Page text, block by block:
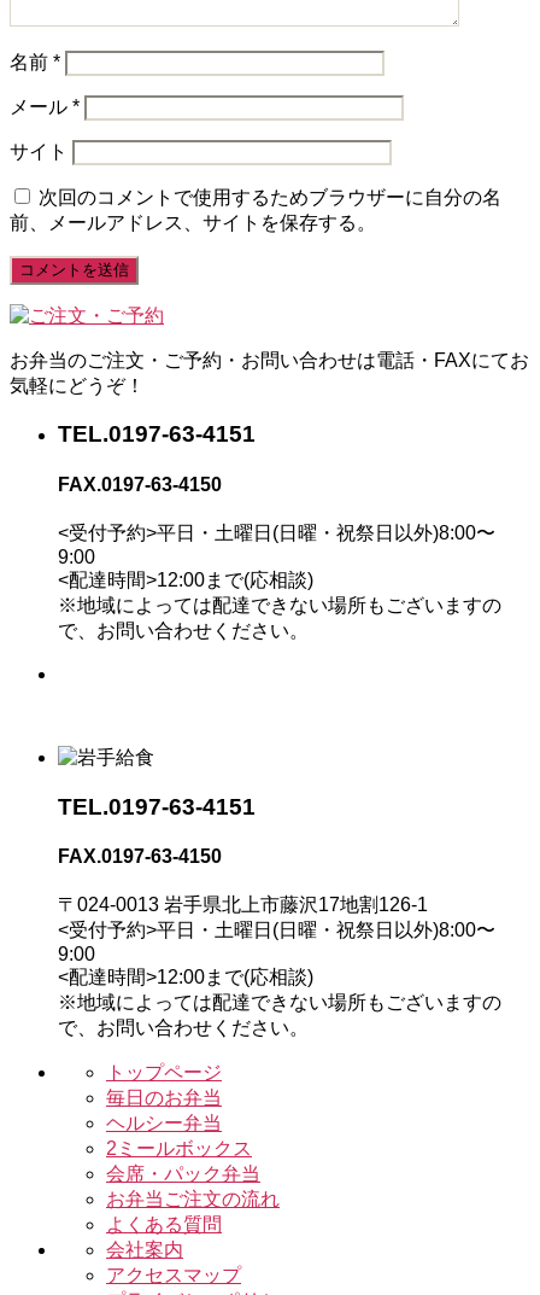
名前 *
メール *
サイト
次回のコメントで使用するためブラウザーに自分の名
前、メールアドレス、サイトを保存する。
お弁当のご注文・ご予約・お問い合わせは電話・FAXにてお
気軽にどうぞ！
TEL.0197-63-4151
FAX.0197-63-4150
<受付予約>平日・土曜日(日曜・祝祭日以外)8:00〜
9:00
<配達時間>12:00まで(応相談)
※地域によっては配達できない場所もございますの
で、お問い合わせください。
TEL.0197-63-4151
FAX.0197-63-4150
〒024-0013 岩手県北上市藤沢17地割126-1
<受付予約>平日・土曜日(日曜・祝祭日以外)8:00〜
9:00
<配達時間>12:00まで(応相談)
※地域によっては配達できない場所もございますの
で、お問い合わせください。
トップページ
毎日のお弁当
ヘルシー弁当
2ミールボックス
会席・パック弁当
お弁当ご注文の流れ
よくある質問
会社案内
アクセスマップ